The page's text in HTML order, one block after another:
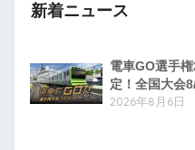
新着ニュース
電車GO選手
定！全国大会
2026年8月6日